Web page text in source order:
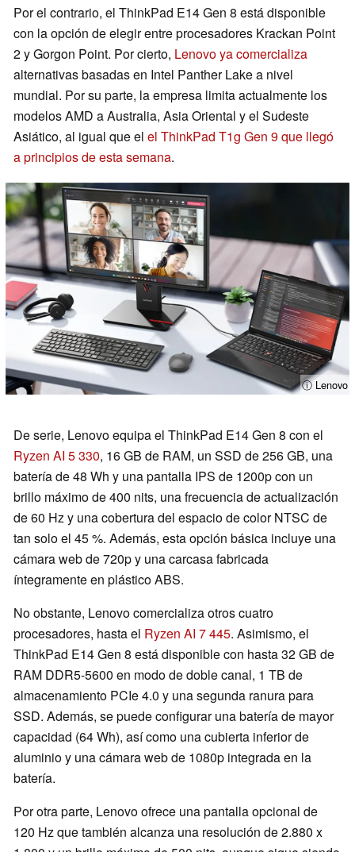
Por el contrario, el ThinkPad E14 Gen 8 está disponible
con la opción de elegir entre procesadores Krackan Point
2 y Gorgon Point. Por cierto, Lenovo ya comercializa
alternativas basadas en Intel Panther Lake a nivel
mundial. Por su parte, la empresa limita actualmente los
modelos AMD a Australia, Asia Oriental y el Sudeste
Asiático, al igual que el el ThinkPad T1g Gen 9 que llegó
a principios de esta semana.
ⓘ Lenovo
De serie, Lenovo equipa el ThinkPad E14 Gen 8 con el
Ryzen AI 5 330, 16 GB de RAM, un SSD de 256 GB, una
batería de 48 Wh y una pantalla IPS de 1200p con un
brillo máximo de 400 nits, una frecuencia de actualización
de 60 Hz y una cobertura del espacio de color NTSC de
tan solo el 45 %. Además, esta opción básica incluye una
cámara web de 720p y una carcasa fabricada
íntegramente en plástico ABS.
No obstante, Lenovo comercializa otros cuatro
procesadores, hasta el Ryzen AI 7 445. Asimismo, el
ThinkPad E14 Gen 8 está disponible con hasta 32 GB de
RAM DDR5-5600 en modo de doble canal, 1 TB de
almacenamiento PCIe 4.0 y una segunda ranura para
SSD. Además, se puede configurar una batería de mayor
capacidad (64 Wh), así como una cubierta inferior de
aluminio y una cámara web de 1080p integrada en la
batería.
Por otra parte, Lenovo ofrece una pantalla opcional de
120 Hz que también alcanza una resolución de 2.880 x